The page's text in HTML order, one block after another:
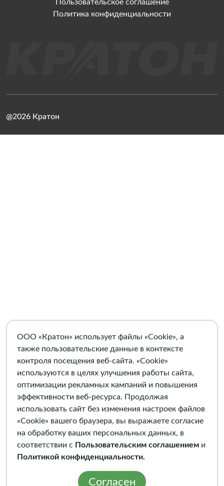
Пользовательское соглашение
Политика конфиденциальности
@2026 Кратон
ООО «Кратон» использует файлы «Cookie», а
также пользовательские данные в контексте
контроля посещения веб-сайта. «Cookie»
используются в целях улучшения работы сайта,
оптимизации рекламных кампаний и повышения
эффективности веб-ресурса. Продолжая
использовать сайт без изменения настроек файлов
«Cookie» вашего браузера, вы выражаете согласие
на обработку ваших персональных данных, в
соответствии с Пользовательским соглашением и
Политикой конфиденциальности.
Согласен